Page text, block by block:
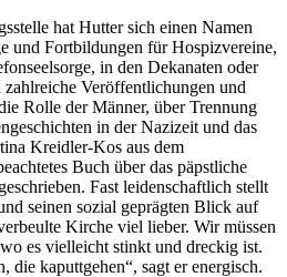
hat Hutter sich einen Namen
und Fortbildungen für Hospizvereine,
in den Dekanaten oder
Veröffentlichungen und
Rolle der Männer, über Trennung
in der Nazizeit und das
Kreidler-Kos aus dem
Buch über das päpstliche
Fast leidenschaftlich stellt
seinen sozial geprägten Blick auf
Kirche viel lieber. Wir müssen
es vielleicht stinkt und dreckig ist.
die kaputtgehen“, sagt er energisch.